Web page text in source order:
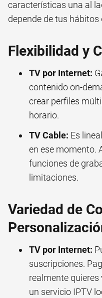
características una al
depende de tus
Flexibilidad y
TV por Internet:
contenido on-
crear perfiles
horario.
TV Cable: Es
en ese momento.
funciones de
limitaciones.
Variedad de
TV por Internet:
suscripciones.
realmente quieres
un servicio IPTV